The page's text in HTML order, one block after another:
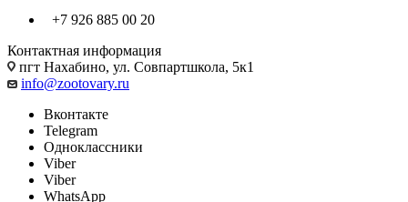
+7 926 885 00 20
Контактная информация
пгт Нахабино, ул. Совпартшкола, 5к1
info@zootovary.ru
Вконтакте
Telegram
Одноклассники
Viber
Viber
WhatsApp